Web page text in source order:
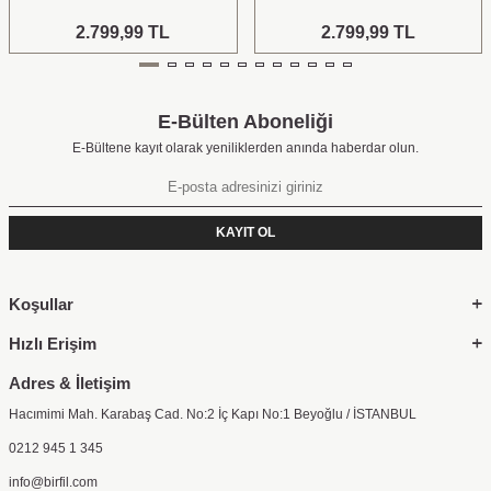
şık ve zamansız kombinlerinin
favori parçası olmaya aday.
2.799,99 TL
şık ve zamansız kombinlerinin
favori parçası olmaya aday.
2.799,99TL
E-Bülten Aboneliği
E-Bültene kayıt olarak yeniliklerden anında haberdar olun.
KAYIT OL
Koşullar
Hızlı Erişim
Adres & İletişim
Hacımimi Mah. Karabaş Cad. No:2 İç Kapı No:1 Beyoğlu / İSTANBUL
0212 945 1 345
info@birfil.com